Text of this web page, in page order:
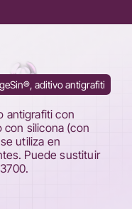
aditivo antigrafiti
antigrafiti con
con silicona (con
utiliza en
Puede sustituir